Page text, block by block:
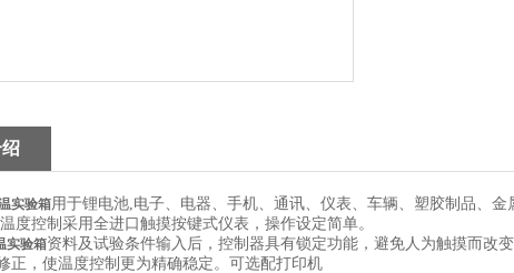
实验箱用于锂电池,电子、电器、手机、通讯、仪表、车辆、塑胶制品、
温度控制采用全进口触摸按键式仪表，操作设定简单。
实验箱资料及试验条件输入后，控制器具有锁定功能，避免人为触摸而改变
正，使温度控制更为精确稳定。 可选配打印机